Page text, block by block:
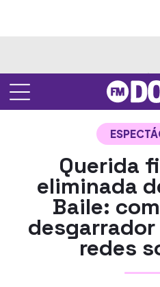
Querida
eliminada
Baile:
redes